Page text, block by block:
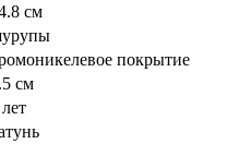
см
покрытие
см